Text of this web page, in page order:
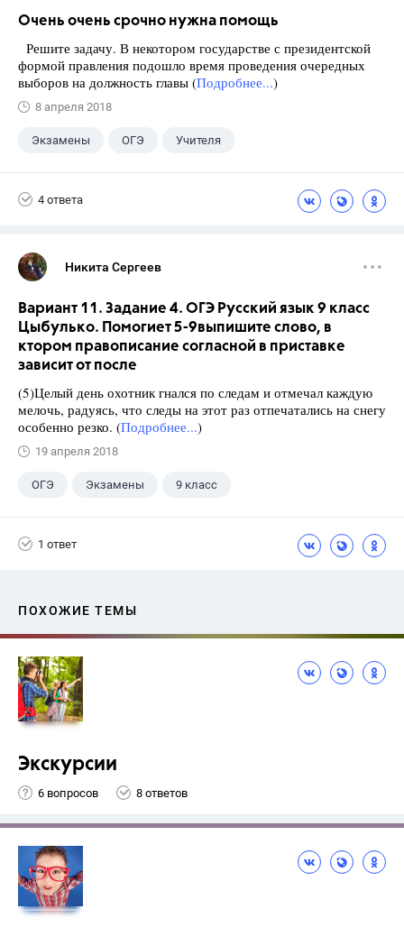
Очень очень срочно нужна помощь
Решите задачу. В некотором государстве с президентской
формой правления подошло время проведения очередных
выборов на должность главы (Подробнее...)
8 апреля 2018
Экзамены ОГЭ Учителя
4 ответа
Никита Сергеев
Вариант 11. Задание 4. ОГЭ Русский язык 9 класс
Цыбулько. Помогиет 5-9выпишите слово, в
ктором правописание согласной в приставке
зависит от после
(5)Целый день охотник гнался по следам и отмечал каждую
мелочь, радуясь, что следы на этот раз отпечатались на снегу
особенно резко. (Подробнее...)
19 апреля 2018
ОГЭ Экзамены 9 класс
1 ответ
ПОХОЖИЕ ТЕМЫ
Экскурсии
6 вопросов 8 ответов